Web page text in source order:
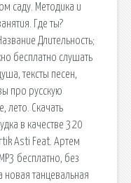
саду. Методика и
Где ты?
Длительность;
бесплатно слушать
тексты песен,
про русскую
лето. Скачать
в качестве 320
Asti Feat. Артем
бесплатно, без
новая танцевальная